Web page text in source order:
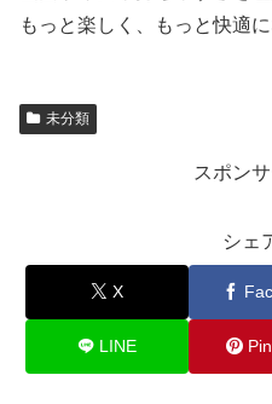
もっと楽しく、もっと快適に
未分類
スポン
シェ
X
LINE